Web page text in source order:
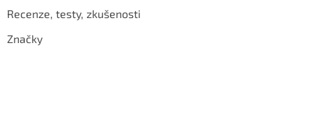
Recenze, testy, zkušenosti
Značky